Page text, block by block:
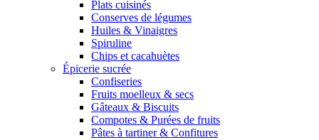
Plats cuisinés
Conserves de légumes
Huiles & Vinaigres
Spiruline
Chips et cacahuètes
Épicerie sucrée
Confiseries
Fruits moelleux & secs
Gâteaux & Biscuits
Compotes & Purées de fruits
Pâtes à tartiner & Confitures